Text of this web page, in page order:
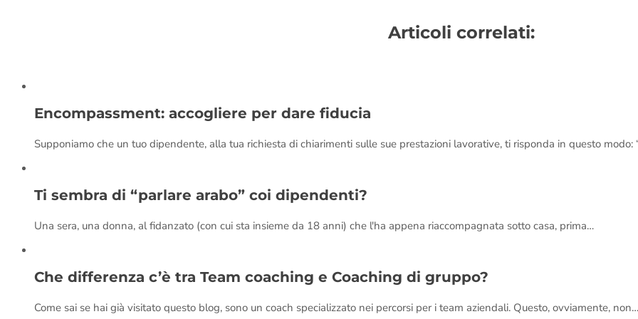
Articoli correlati:
Encompassment: accogliere per dare fiducia
Supponiamo che un tuo dipendente, alla tua richiesta di chiarimenti sulle sue prestazioni lavorative, ti risponda in questo modo:
Ti sembra di “parlare arabo” coi dipendenti?
Una sera, una donna, al fidanzato (con cui sta insieme da 18 anni) che l'ha appena riaccompagnata sotto casa, prima…
Che differenza c’è tra Team coaching e Coaching di gruppo?
Come sai se hai già visitato questo blog, sono un coach specializzato nei percorsi per i team aziendali. Questo, ovviamente, non…